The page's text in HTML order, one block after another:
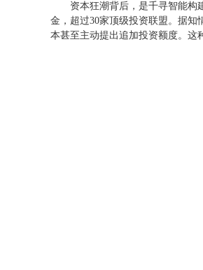
资本狂潮背后，是千寻智能构
金，超过30家顶级投资联盟。据知
本甚至主动提出追加投资额度。这